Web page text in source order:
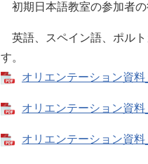
初期日本語教室の参加者の
英語、スペイン語、ポルト
す。
オリエンテーション資
オリエンテーション資
オリエンテーション資